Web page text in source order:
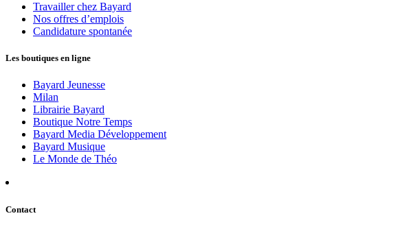
Travailler chez Bayard
Nos offres d’emplois
Candidature spontanée
Les boutiques en ligne
Bayard Jeunesse
Milan
Librairie Bayard
Boutique Notre Temps
Bayard Media Développement
Bayard Musique
Le Monde de Théo
Contact